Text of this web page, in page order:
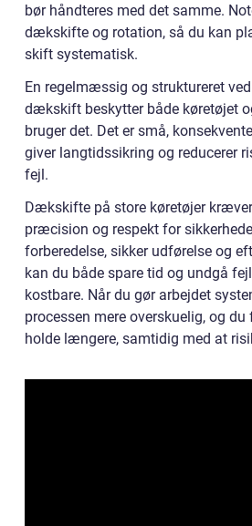
bør håndteres med det samme.
dækskifte og rotation, så du kan
skift systematisk.
En regelmæssig og struktureret
dækskift beskytter både køretøjet
bruger det. Det er små,
giver langtidssikring og reducerer
fejl.
Dækskifte på store køretøjer
præcision og respekt for
forberedelse, sikker udførelse og
kan du både spare tid og undgå
kostbare. Når du gør arbejdet
processen mere overskuelig, og
holde længere, samtidig med at